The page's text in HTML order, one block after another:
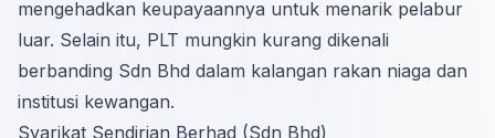
mengehadkan keupayaannya untuk menarik pelabur
luar. Selain itu, PLT mungkin kurang dikenali
berbanding Sdn Bhd dalam kalangan rakan niaga dan
institusi kewangan.
Syarikat Sendirian Berhad (Sdn Bhd)